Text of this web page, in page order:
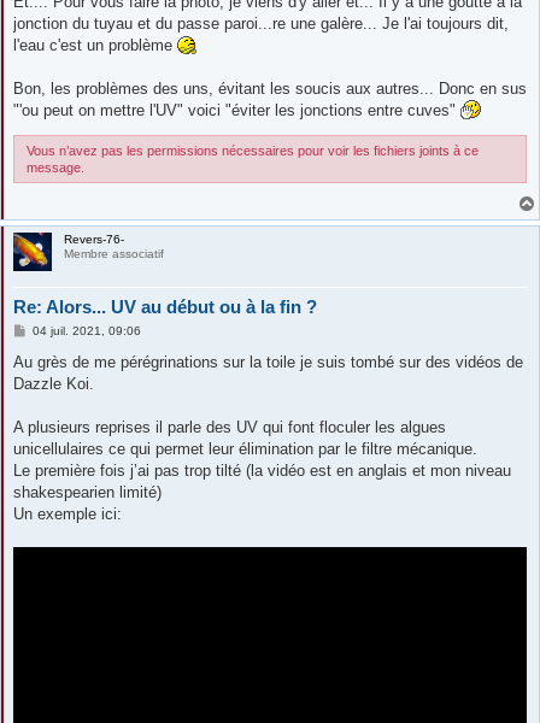
jonction du tuyau et du passe paroi...re une galère... Je l'ai toujours dit,
l'eau c'est un problème
Bon, les problèmes des uns, évitant les soucis aux autres... Donc en sus
"'ou peut on mettre l'UV" voici "éviter les jonctions entre cuves"
Vous n’avez pas les permissions nécessaires pour voir les fichiers joints à ce
message.
Revers-76-
Membre associatif
Re: Alors... UV au début ou à la fin ?
M
s
a
04 juil. 2021, 09:06
Au grès de me pérégrinations sur la toile je suis tombé sur des vidéos de
Dazzle Koi.
A plusieurs reprises il parle des UV qui font floculer les algues
unicellulaires ce qui permet leur élimination par le filtre mécanique.
Le première fois j’ai pas trop tilté (la vidéo est en anglais et mon niveau
shakespearien limité)
Un exemple ici: